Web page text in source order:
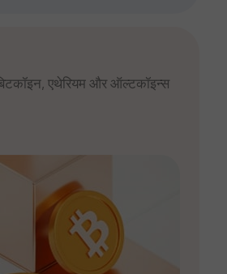
बिटकॉइन, एथेरियम और ऑल्टकॉइन्स